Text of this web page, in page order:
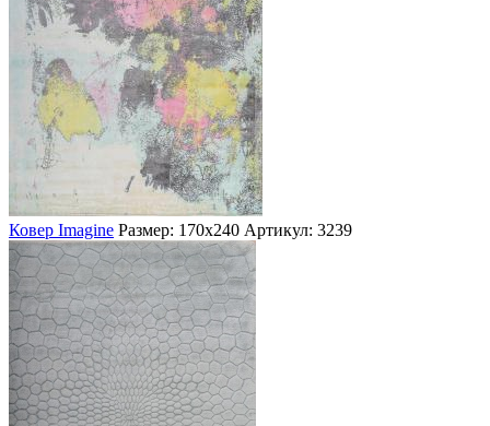
Ковер Imagine Размер: 170х240 Артикул: 3239